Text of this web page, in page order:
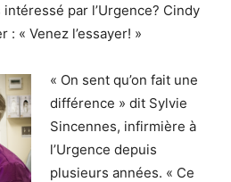
intéressé par l’Urgence? Cindy
: « Venez l’essayer! »
« On sent qu’on fait une
différence » dit Sylvie
Sincennes, infirmière à
l’Urgence depuis
plusieurs années. « Ce